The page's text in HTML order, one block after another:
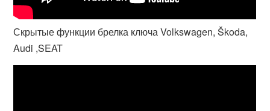
Скрытые функции брелка ключа Volkswagen, Škoda,
Audi ,SEAT